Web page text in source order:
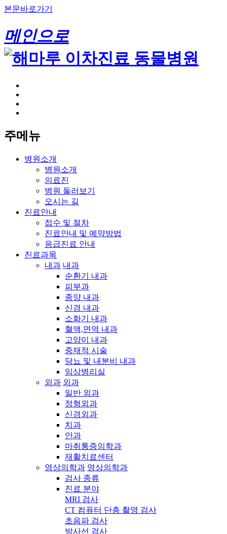
본문바로가기
메인으로
주메뉴
병원소개
병원소개
의료진
병원 둘러보기
오시는 길
진료안내
접수 및 절차
진료안내 및 예약방법
응급진료 안내
진료과목
내과 내과
순환기 내과
피부과
종양 내과
신경 내과
소화기 내과
혈액,면역 내과
고양이 내과
중재적 시술
당뇨 및 내분비 내과
임상병리실
외과 외과
일반 외과
정형외과
신경외과
치과
안과
마취통증의학과
재활치료센터
영상의학과 영상의학과
검사 종류
진료 분야
MRI 검사
CT 컴퓨터 단층 촬영 검사
초음파 검사
방사선 검사